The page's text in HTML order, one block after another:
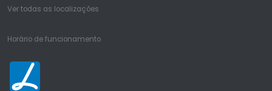
Ver todas as localizações
Horário de funcionamento